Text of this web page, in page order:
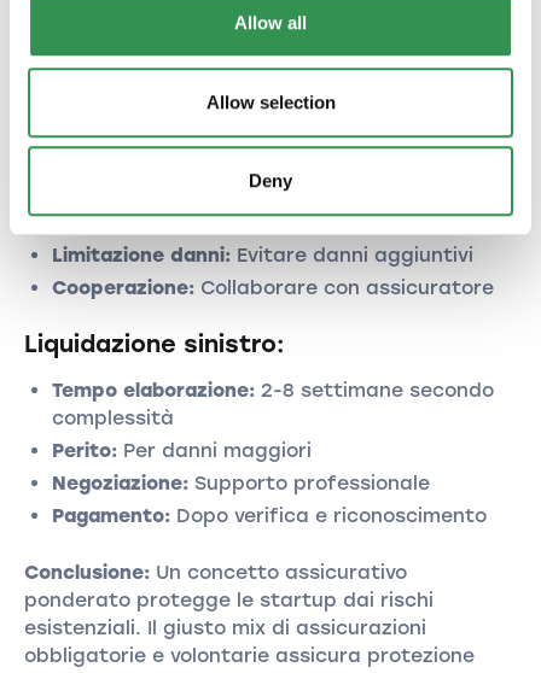
Allow all
Allow selection
Deny
Gestione sinistri:
Denuncia sinistro:
compromettere copertura
Documentazione:Foto, giustificativi, testimoni
Limitazione danni: Evitare danni aggiuntivi
Cooperazione: Collaborare con assicuratore
Liquidazione sinistro:
Tempo elaborazione: 2-8 settimane secondo
complessità
Perito: Per danni maggiori
Negoziazione: Supporto professionale
Pagamento: Dopo verifica e riconoscimento
Conclusione:Un concetto assicurativo
ponderato protegge le startup dai rischi
esistenziali. Il giusto mix di assicurazioni
obbligatorie e volontarie assicura protezione